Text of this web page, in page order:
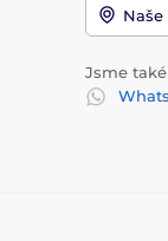
Jsme